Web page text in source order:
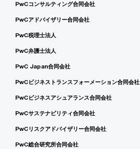
PwCコンサルティング合同会社
PwCアドバイザリー合同会社
PwC税理士法人
PwC弁護士法人
PwC Japan合同会社
PwCビジネストランスフォーメーション合同会社
PwCビジネスアシュアランス合同会社
PwCサステナビリティ合同会社
PwCリスクアドバイザリー合同会社
PwC総合研究所合同会社